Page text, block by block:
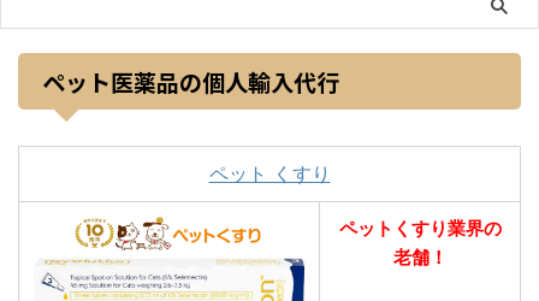
ペット医薬品の個人輸入代行
ペット くすり
ペットくすり業界の
老舗！